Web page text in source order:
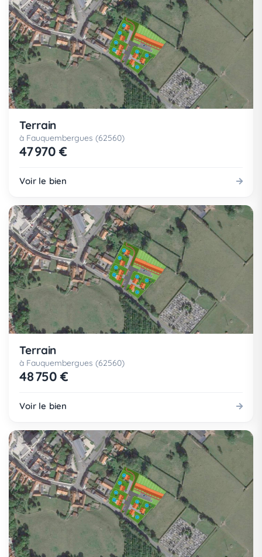
Terrain
à Fauquembergues (62560)
47 970 €
Voir le bien
Terrain
à Fauquembergues (62560)
48 750 €
Voir le bien